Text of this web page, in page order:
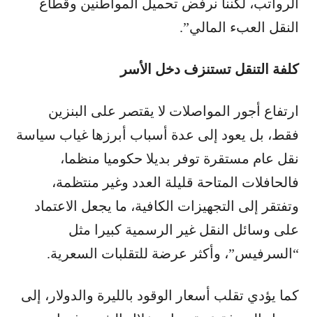
الرواتب، لكننا نرفض تحميل المواطنين وقطاع
النقل العبء المالي”.
كلفة التنقل تستنزف دخل الأسر
ارتفاع أجور المواصلات لا يقتصر على البنزين
فقط، بل يعود إلى عدة أسباب أبرزها غياب سياسة
نقل عام مستقرة توفر بديلا حكوميا منظما،
فالحافلات المتاحة قليلة العدد وغير منتظمة،
وتفتقر إلى التجهيزات الكافية، ما يجعل الاعتماد
على وسائل النقل غير الرسمية كبيرا مثل
“السرفيس”، وأكثر عرضة للتقلبات السعرية.
كما يؤدي تقلب أسعار الوقود بالليرة والدولار، إلى